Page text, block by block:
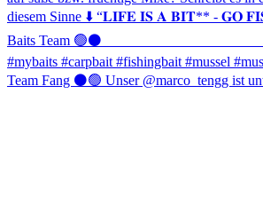
Team Fang ⚫️🟢 Unser @marco_tengg ist